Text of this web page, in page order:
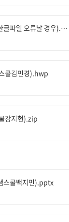
어비이날하트감사패(한글파일 오류날 경우).zip
쿨김민경).hwp
강지현).zip
스쿨백지민).pptx